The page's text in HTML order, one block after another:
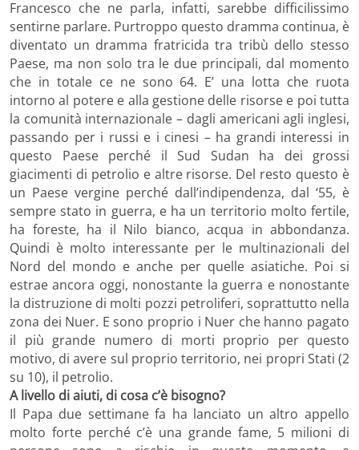
Francesco che ne parla, infatti, sarebbe difficilissimo
sentirne parlare. Purtroppo questo dramma continua, è
diventato un dramma fratricida tra tribù dello stesso
Paese, ma non solo tra le due principali, dal momento
che in totale ce ne sono 64. E’ una lotta che ruota
intorno al potere e alla gestione delle risorse e poi tutta
la comunità internazionale – dagli americani agli inglesi,
passando per i russi e i cinesi – ha grandi interessi in
questo Paese perché il Sud Sudan ha dei grossi
giacimenti di petrolio e altre risorse. Del resto questo è
un Paese vergine perché dall’indipendenza, dal ‘55, è
sempre stato in guerra, e ha un territorio molto fertile,
ha foreste, ha il Nilo bianco, acqua in abbondanza.
Quindi è molto interessante per le multinazionali del
Nord del mondo e anche per quelle asiatiche. Poi si
estrae ancora oggi, nonostante la guerra e nonostante
la distruzione di molti pozzi petroliferi, soprattutto nella
zona dei Nuer. E sono proprio i Nuer che hanno pagato
il più grande numero di morti proprio per questo
motivo, di avere sul proprio territorio, nei propri Stati (2
su 10), il petrolio.
A livello di aiuti, di cosa c’è bisogno?
Il Papa due settimane fa ha lanciato un altro appello
molto forte perché c’è una grande fame, 5 milioni di